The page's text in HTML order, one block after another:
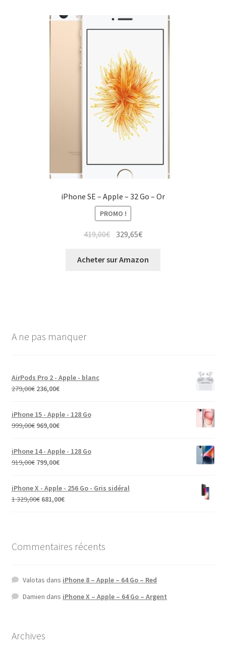
iPhone SE – Apple – 32 Go – Or
PROMO !
419,00€ 329,65€
Acheter sur Amazon
A ne pas manquer
AirPods Pro 2 - Apple - blanc
279,00€ 236,00€
iPhone 15 - Apple - 128 Go
999,00€ 969,00€
iPhone 14 - Apple - 128 Go
919,00€ 799,00€
iPhone X - Apple - 256 Go - Gris sidéral
1 329,00€ 681,00€
Commentaires récents
Valotas dans iPhone 8 – Apple – 64 Go – Red
Damien dans iPhone X – Apple – 64 Go – Argent
Archives